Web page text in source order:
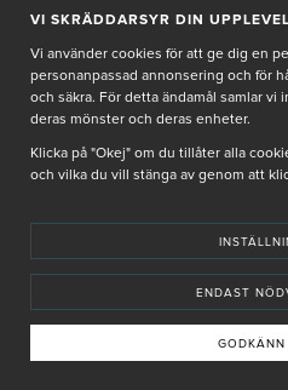
PRENUMERERA
Genom att ge min e-post, accepterar
De uppgifter du matar in kommer
INNEHÅLLET OCH REKOMMENDATIONERNA PÅ
AV VÅRA
VI SKRÄDDARSYR DIN
Vi använder cookies för att ge dig en
personanpassad annonsering och för
och säkra. För detta ändamål samlar vi
deras mönster och deras enheter.
Klicka på "Okej" om du tillåter alla
och vilka du vill stänga av genom att
ENDAST